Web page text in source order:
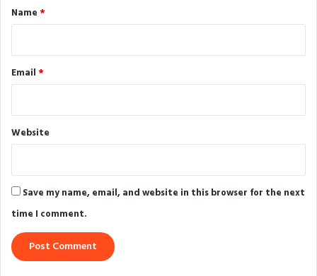
*
Name *
Email *
Website
Save my name, email, and website in this browser for the next
time I comment.